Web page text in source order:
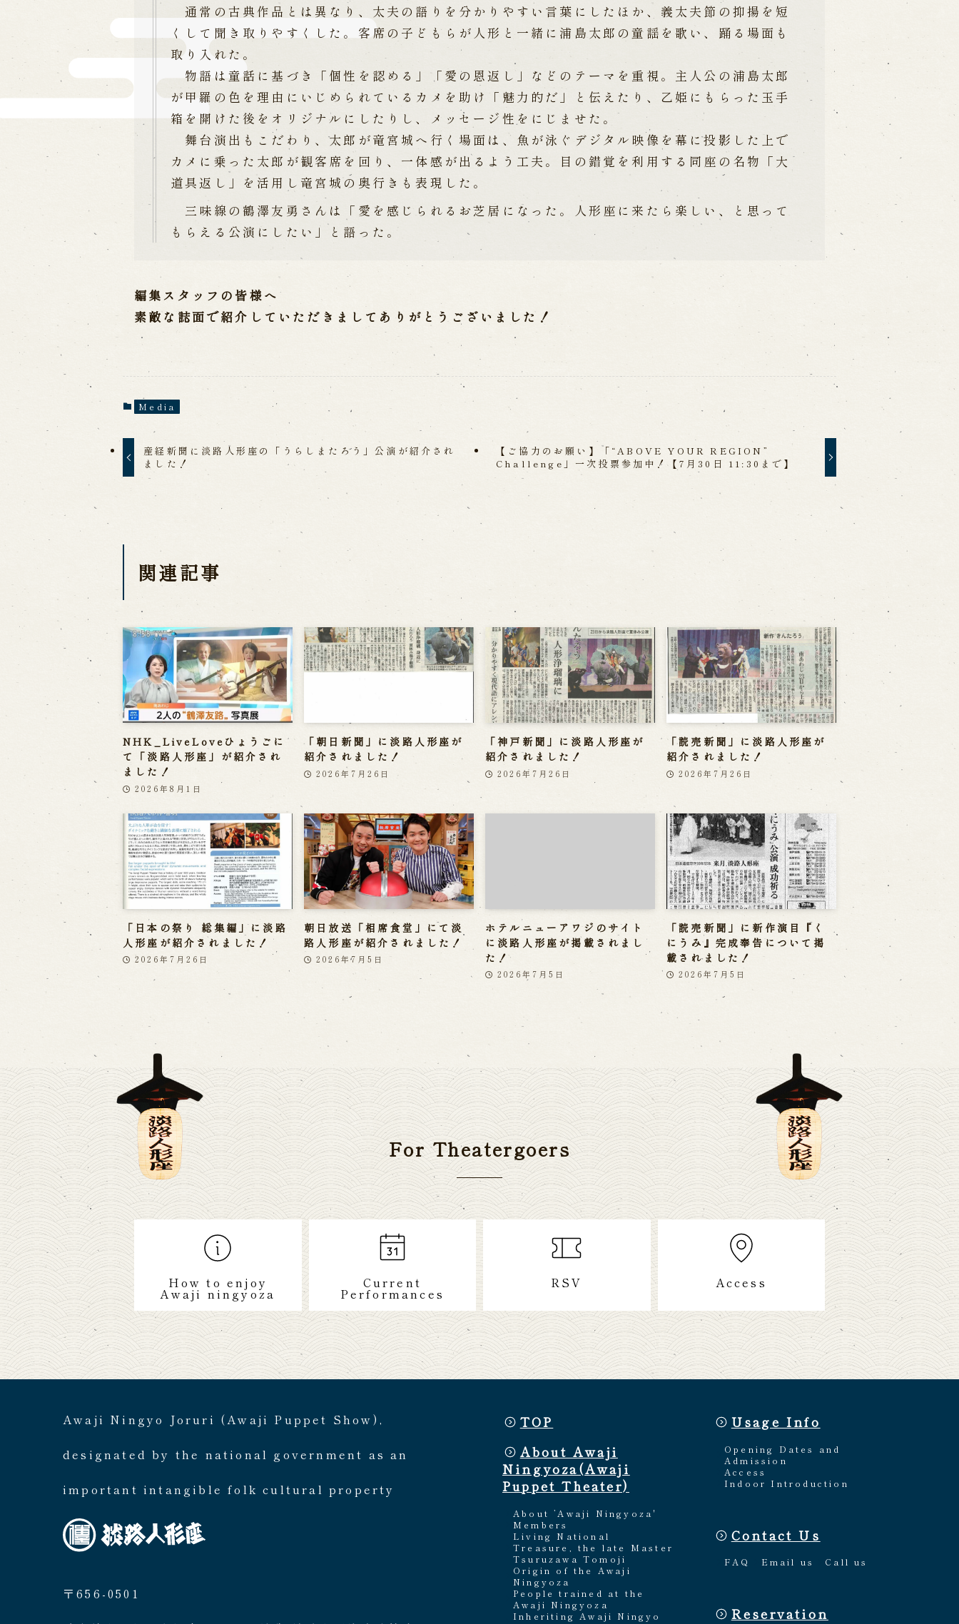
通常の古典作品とは異なり、太夫の語りを分かりやすい言葉にしたほか、義太夫節の抑揚を短
くして聞き取りやすくした。客席の子どもらが人形と一緒に浦島太郎の童謡を歌い、踊る場面も
取り入れた。
物語は童話に基づき「個性を認める」「愛の恩返し」などのテーマを重視。主人公の浦島太郎
が甲羅の色を理由にいじめられているカメを助け「魅力的だ」と伝えたり、乙姫にもらった玉手
箱を開けた後をオリジナルにしたりし、メッセージ性をにじませた。
舞台演出もこだわり、太郎が竜宮城へ行く場面は、魚が泳ぐデジタル映像を幕に投影した上で
カメに乗った太郎が観客席を回り、一体感が出るよう工夫。目の錯覚を利用する同座の名物「大
道具返し」を活用し竜宮城の奥行きも表現した。
三味線の鶴澤友勇さんは「愛を感じられるお芝居になった。人形座に来たら楽しい、と思って
もらえる公演にしたい」と語った。
編集スタッフの皆様へ
素敵な誌面で紹介していただきましてありがとうございました！
Media
産経新聞に淡路人形座の「うらしまたろう」公演が紹介され
ました！
【ご協力のお願い】「“ABOVE YOUR REGION”
Challenge」一次投票参加中！【7月30日 11:30まで】
関連記事
NHK_LiveLoveひょうごに
て「淡路人形座」が紹介され
ました！
2026年8月1日
「朝日新聞」に淡路人形座が
紹介されました！
2026年7月26日
「神戸新聞」に淡路人形座が
紹介されました！
2026年7月26日
「読売新聞」に淡路人形座が
紹介されました！
2026年7月26日
「日本の祭り 総集編」に淡路
人形座が紹介されました！
2026年7月26日
朝日放送「相席食堂」にて淡
路人形座が紹介されました！
2026年7月5日
ホテルニューアワジのサイト
に淡路人形座が掲載されまし
た！
2026年7月5日
「読売新聞」に新作演目『く
にうみ』完成奉告について掲
載されました！
2026年7月5日
For Theatergoers
How to enjoy
Awaji ningyoza
Current
Performances
RSV Access
Awaji Ningyo Joruri (Awaji Puppet Show),
designated by the national government as an
important intangible folk cultural property
〒656-0501
TOP
About Awaji
Ningyoza(Awaji
Puppet Theater)
About ’Awaji Ningyoza'
Members
Living National
Treasure, the late Master
Tsuruzawa Tomoji
Origin of the Awaji
Ningyoza
People trained at the
Awaji Ningyoza
Inheriting Awaji Ningyo
Usage Info
Opening Dates and
Admission
Access
Indoor Introduction
Contact Us
FAQ Email us Call us
Reservation